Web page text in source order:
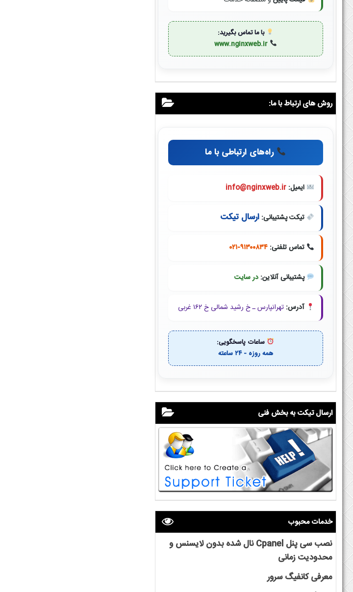
با ما تماس بگیرید:
www.nginxweb.ir
روش های ارتباط با ما:
راه‌های ارتباطی با ما
ایمیل: info@nginxweb.ir
تیکت پشتیبانی: ارسال تیکت
تماس تلفنی: ۰۲۱-۹۱۳۰۰۸۳۴
پشتیبانی آنلاین: در سایت
آدرس: تهرانپارس ـ خ رشید شمالی خ ۱۶۲ غربی
ساعات پاسخگویی:
همه روزه - ۲۴ ساعته
ارسال تیکت به بخش فنی
خدمات محبوب
نصب سی پنل Cpanel نال شده بدون لایسنس و
محدودیت زمانی
معرفی کانفیگ سرور